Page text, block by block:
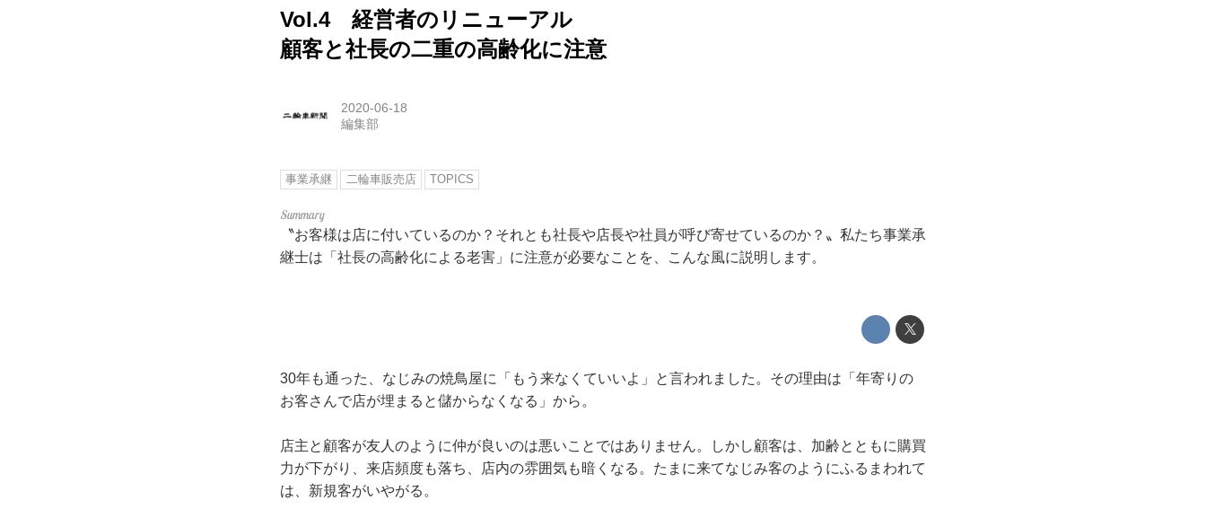
Vol.4 経営者のリニューアル
顧客と社長の二重の高齢化に注意
2020-06-18
編集部
事業承継 二輪車販売店 TOPICS
〝お客様は店に付いているのか？それとも社長や店長や社員が呼び寄せているのか？〟私たち事業承
継士は「社長の高齢化による老害」に注意が必要なことを、こんな風に説明します。
30年も通った、なじみの焼鳥屋に「もう来なくていいよ」と言われました。その理由は「年寄りの
お客さんで店が埋まると儲からなくなる」から。
店主と顧客が友人のように仲が良いのは悪いことではありません。しかし顧客は、加齢とともに購買
力が下がり、来店頻度も落ち、店内の雰囲気も暗くなる。たまに来てなじみ客のようにふるまわれて
は、新規客がいやがる。